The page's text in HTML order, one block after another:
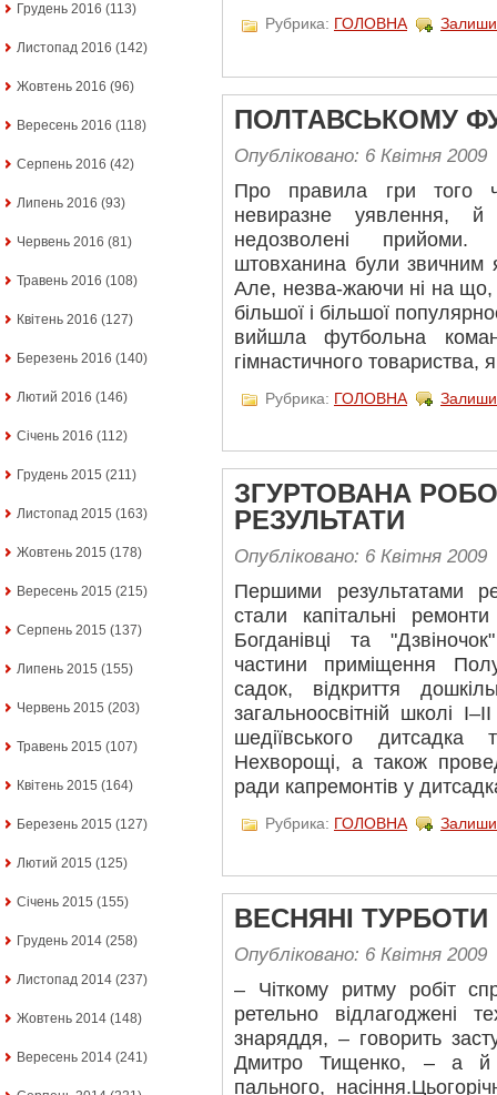
Грудень 2016 (113)
Листопад 2016 (142)
Жовтень 2016 (96)
Вересень 2016 (118)
Серпень 2016 (42)
Липень 2016 (93)
Червень 2016 (81)
Травень 2016 (108)
Квітень 2016 (127)
Березень 2016 (140)
Лютий 2016 (146)
Січень 2016 (112)
Грудень 2015 (211)
Листопад 2015 (163)
Жовтень 2015 (178)
Вересень 2015 (215)
Серпень 2015 (137)
Липень 2015 (155)
Червень 2015 (203)
Травень 2015 (107)
Квітень 2015 (164)
Березень 2015 (127)
Лютий 2015 (125)
Січень 2015 (155)
Грудень 2014 (258)
Листопад 2014 (237)
Жовтень 2014 (148)
Вересень 2014 (241)
Рубрика: ГОЛОВНА
ПОЛТАВСЬКОМУ
Опубліковано: 6 Квітня 2009
Про правила гри того
невиразне уявлення, й
недозволені прийоми.
штовханина були
Але, незва-жаючи ні на
більшої і більшої
вийшла футбольна
гімнастичного товариства,
Рубрика: ГОЛОВНА
ЗГУРТОВАНА
РЕЗУЛЬТАТИ
Опубліковано: 6 Квітня 2009
Першими результатами
стали капітальні
Богданівці та
частини приміщення
садок, відкриття
загальноосвітній школі
шедіївського
Нехворощі, а також
ради капремонтів у
Рубрика: ГОЛОВНА
ВЕСНЯНІ ТУРБОТИ
Опубліковано: 6 Квітня 2009
– Чіткому ритму робіт
ретельно відлагоджені
знаряддя, – говорить
Дмитро Тищенко, – а й
пального,